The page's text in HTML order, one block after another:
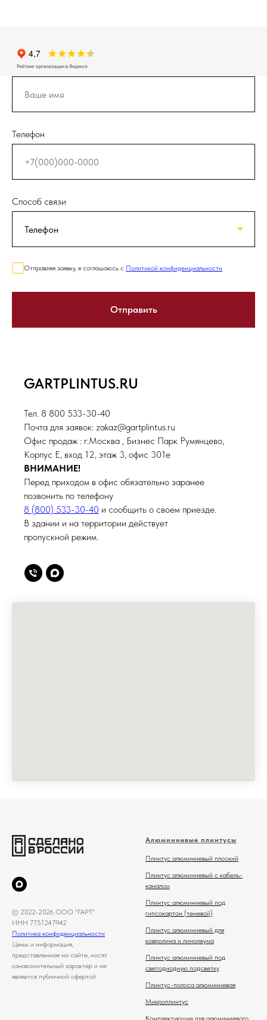
Телефон
Способ связи
Отправляя заявку, я соглашаюсь с Политикой конфиденциальности
Отправить
GARTPLINTUS.RU
Тел. 8 800 533-30-40
Почта для заявок: zakaz@gartplintus.ru
Офис продаж : г.Москва , Бизнес Парк Румянцево,
Корпус Е, вход 12, этаж 3, офис 301е
ВНИМАНИЕ!
Перед приходом в офис обязательно заранее
позвонить по телефону
8 (800) 533-30-40 и сообщить о своем приезде.
В здании и на территории действует
пропускной режим.
© 2022-2026 ООО "ГАРТ"
ИНН 7751247942
Политика конфиденциальности
Цены и информация,
представленная на сайте, носят
ознакомительный характер и не
является публичной офертой
Алюминиевые плинтусы
Плинтус алюминиевый плоский
Плинтус алюминиевый с кабель-
каналом
Плинтус алюминиевый под
гипсокартон (теневой)
Плинтус алюминиевый для
ковролина и линолеума
Плинтус алюминиевый под
светодиодную подсветку
Плинтус-полоса алюминиевая
Микроплинтус
Комплектующие для алюминиевого